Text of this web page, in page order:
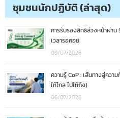
ชุมชนนักปฏิบัติ (ล่าสุด)
การรับรองสิทธิล่วงหน้าผ่าน
เวลารอคอย
09/07/2026
ความรู้ CoP : เส้นทางสู่ควา
ให้ไกล ไปให้ถึง)
06/07/2026